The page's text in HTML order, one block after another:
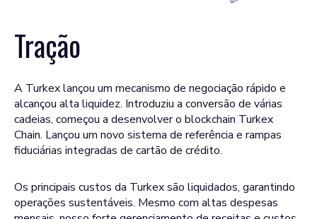
Tração
A Turkex lançou um mecanismo de negociação rápido e
alcançou alta liquidez. Introduziu a conversão de várias
cadeias, começou a desenvolver o blockchain Turkex
Chain. Lançou um novo sistema de referência e rampas
fiduciárias integradas de cartão de crédito.
Os principais custos da Turkex são liquidados, garantindo
operações sustentáveis. Mesmo com altas despesas